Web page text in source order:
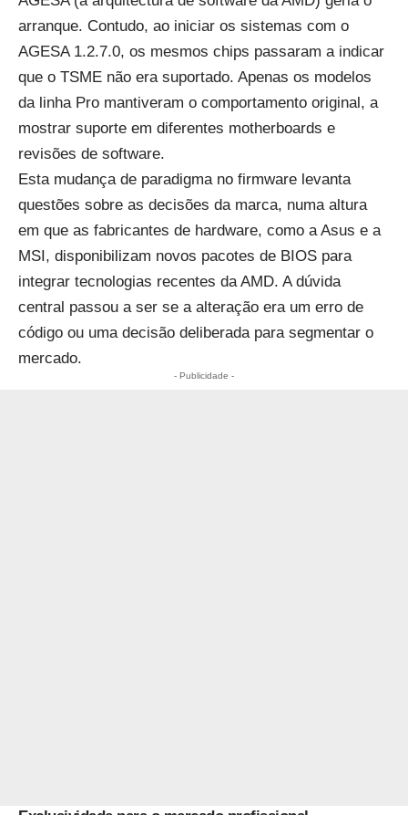
arranque. Contudo, ao iniciar os sistemas com o
AGESA 1.2.7.0, os mesmos chips passaram a indicar
que o TSME não era suportado. Apenas os modelos
da linha Pro mantiveram o comportamento original, a
mostrar suporte em diferentes motherboards e
revisões de software.
Esta mudança de paradigma no firmware levanta
questões sobre as decisões da marca, numa altura
em que as fabricantes de hardware, como a Asus e a
MSI, disponibilizam novos pacotes de BIOS para
integrar tecnologias recentes da AMD. A dúvida
central passou a ser se a alteração era um erro de
código ou uma decisão deliberada para segmentar o
mercado.
- Publicidade -